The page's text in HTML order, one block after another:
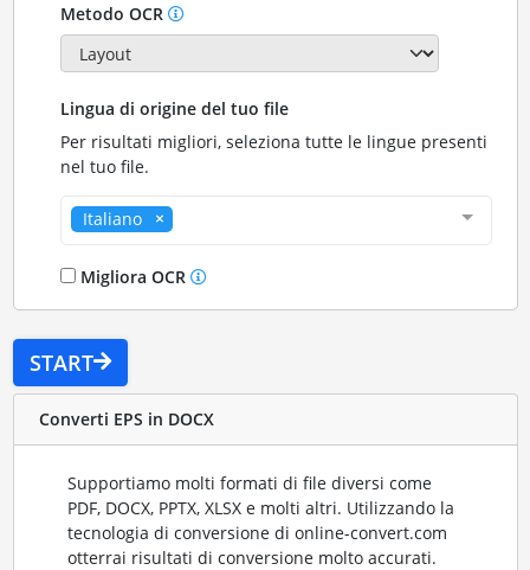
Metodo OCR
Lingua di origine del tuo file
Per risultati migliori, seleziona tutte le lingue presenti
nel tuo file.
Italiano
Migliora OCR
START
Converti EPS in DOCX
Supportiamo molti formati di file diversi come
PDF, DOCX, PPTX, XLSX e molti altri. Utilizzando la
tecnologia di conversione di online-convert.com
otterrai risultati di conversione molto accurati.